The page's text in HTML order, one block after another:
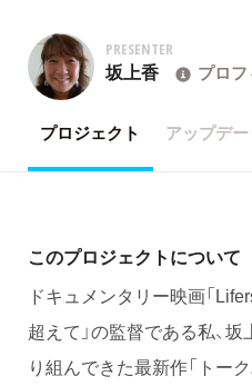
PRESENTER
坂上香 プロ
プロジェクト アップデー
このプロジェクトについて
ドキュメンタリー映画「
超えて」の監督である私、
り組んできた最新作「ト